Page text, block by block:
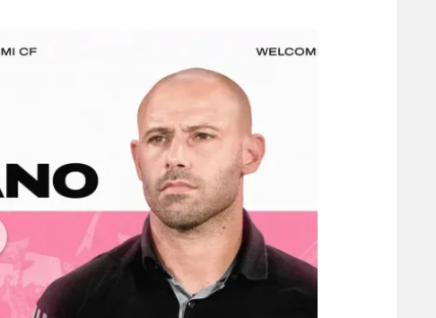
תקנון עבור פעילות אלקטרה
תקנון עבור פעילות ספורט 1 – "מרלן"
מדיניות פרטיות
תקנון פעילות ספורט 1
רשיון להקרנה פומבית לבית עסק
הפועל חיפה